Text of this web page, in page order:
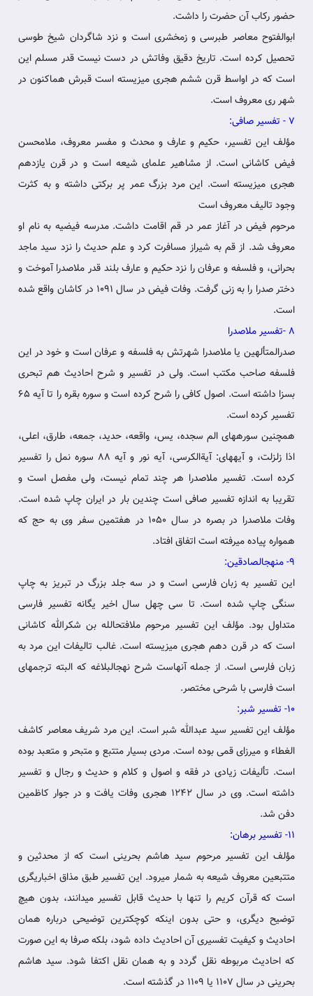
حضور رکاب آن حضرت را داشت.
ابوالفتوح معاصر طبرسی و زمخشری است و نزد شاگردان شیخ طوسی
تحصیل‏ کرده است. تاریخ دقیق وفاتش در دست نیست قدر مسلم این
است که در اواسط قرن ششم هجری می‏زیسته است قبرش هم‏اکنون در
شهر ری معروف است.
7 - تفسیر صافی:
مؤلف این تفسیر، حکیم و عارف و محدث و مفسر معروف، ملامحسن
فیض کاشانی است. از مشاهیر علمای شیعه است و در قرن‏ یازدهم
هجری می‏زیسته است. این مرد بزرگ عمر پر برکتی داشته و به کثرت‏
وجود تالیف معروف است
مرحوم فیض در آغاز عمر در قم اقامت داشت. مدرسه فیضیه به نام او
معروف شد. از قم به شیراز مسافرت کرد و علم حدیث را نزد سید ماجد
بحرانی، و فلسفه و عرفان را نزد حکیم و عارف بلند قدر ملاصدرا‏ آموخت و
دختر صدرا را به زنی گرفت. وفات فیض در سال 1091 در کاشان‏ واقع شده
است.
8 -تفسیر ملاصدرا
صدرالمتألهین یا ملاصدرا شهرتش به فلسفه و عرفان‏ است و خود در این
فلسفه صاحب مکتب است. ولی در تفسیر و شرح احادیث‏ هم تبحری
بسزا داشته است. اصول کافی را شرح کرده است و سوره بقره را تا آیه 65
تفسیر کرده است.
همچنین سوره‏های الم سجده، یس، واقعه، حدید، جمعه، طارق، اعلی،
اذا زلزلت، و آیه‏های: آیةالکرسی، آیه نور و آیه 88 سوره نمل را تفسیر
کرده است. تفسیر ملاصدرا هر چند تمام‏ نیست، ولی مفصل است و
تقریبا به اندازه تفسیر صافی است چندین بار در ایران چاپ شده است.
وفات ملاصدرا در بصره در سال 1050 در هفتمین‏ سفر وی به حج که
همواره پیاده می‏رفته است اتفاق افتاد.
9- منهج‏الصادقین:
این تفسیر به زبان فارسی است و در سه جلد بزرگ در تبریز به چاپ
سنگی چاپ شده است. تا سی چهل سال اخیر یگانه تفسیر فارسی‏
متداول بود. مؤلف این تفسیر مرحوم ملافتح‏الله بن شکرالله کاشانی
است که‏ در قرن دهم هجری می‏زیسته است. غالب تالیفات این مرد به
زبان فارسی‏ است. از جمله آنهاست شرح نهج‏البلاغه که البته ترجمه‏ای
است فارسی با شرحی مختصر.
10- تفسیر شبر:
مؤلف این تفسیر سید عبدالله شبر است. این مرد شریف معاصر کاشف
الغطاء و میرزای قمی بوده است. مردی بسیار متتبع و متبحر و متعبد بوده
است. تألیفات زیادی در فقه و اصول و کلام و حدیث و رجال و تفسیر
داشته است. وی در سال 1242 هجری وفات یافت و در جوار کاظمین
دفن شد.
11- تفسیر برهان:
مؤلف این تفسیر مرحوم سید هاشم بحرینی است که از محدثین و
متتبعین معروف شیعه به شمار می‏رود. این تفسیر طبق مذاق‏ اخباریگری
است که قرآن کریم را تنها با حدیث قابل تفسیر می‏دانند، بدون هیچ‏
توضیح دیگری، و حتی بدون اینکه کوچکترین توضیحی درباره همان
احادیث و کیفیت تفسیری آن احادیث داده شود، بلکه صرفا به این صورت
که احادیث‏ مربوطه نقل گردد و به همان نقل اکتفا شود. سید هاشم
بحرینی در سال 1107 یا 1109 در گذشته است.